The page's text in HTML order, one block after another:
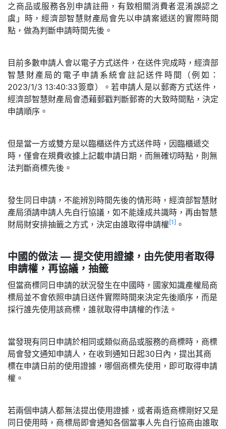
之商品或服務各別申請註冊，有致相關消費者混淆誤認之
虞」時，經濟部智慧財產局會先以申請案遞送的實際時間
點，做為判斷申請時間先後。
目前多數申請人會以電子方式送件，在送件完成時，經濟部
智慧財產局的電子申請系統會註記送件時間（例如：
2023/1/3 13:40:33簽章）。若申請人是以郵寄方式送件，
經濟部智慧財產局會憑藉郵戳判斷郵寄的大致時間點，決定
申請順序。
但是當一方或雙方是以臨櫃送件方式送件時，因臨櫃遞交
時，僅會在規費收據上記載申請日期，而無確切時點，則無
法判斷商標先後。
發生同日申請，不能辨別時間先後的情形時，經濟部智慧財
產局須請申請人先自行協議，如不能達成共識時，再由智慧
財局財安排抽籤之方式，決定由誰取得申請權[1] 。
中國的做法 — 提交使用證據，由先使用者取得
申請權，再協議，抽籤
但當商標同日申請的狀況發生在中國時，國家知識產權局商
標局並不會依照申請日送件實際時間來決定先後順序，而是
採行誰先使用該商標，誰就取得申請權的作法。
當發現有同日申請於相同或類似商品或服務的商標時，商標
局會發文通知申請人，在收到通知日起30日內，提出其商
標在申請日前的使用證據，哪個商標先使用，即可取得申請
權。
若兩個申請人都無法提出使用證據，或者兩造商標剛好又是
同日使用時，商標局即會通知各個當事人先自行協商由誰取